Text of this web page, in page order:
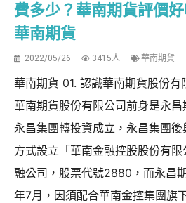
費多少？華南期貨評價
華南期貨
2022/05/26 3415人 華南期貨
華南期貨 01. 認識華南期貨股份
華南期貨股份有限公司前身是永
永昌集團轉投資成立，永昌集團
方式設立「華南金融控股股份有
融公司，股票代號2880，而永昌
年7月，因須配合華南金控集團旗